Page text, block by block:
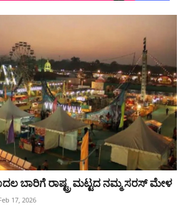
ಬಾರಿಗೆ ರಾಷ್ಟ್ರ ಮಟ್ಟದ ನಮ್ಮ ಸರಸ್‌ ಮೇಳ
17, 2026